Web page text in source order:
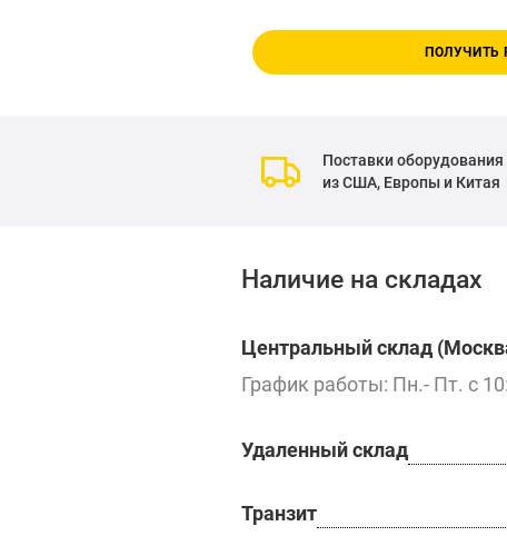
ПОЛУЧИТЬ
Поставки оборудования
из США, Европы и Китая
Наличие на складах
Центральный склад
График работы: Пн.- Пт. с
Удаленный склад
Транзит